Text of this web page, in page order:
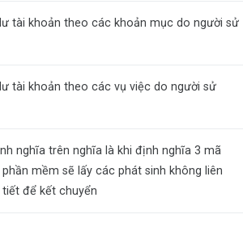
tài khoản theo các khoản mục do người sử
tài khoản theo các vụ việc do người sử
nghĩa trên nghĩa là khi định nghĩa 3 mã
mềm sẽ lấy các phát sinh không liên
để kết chuyển